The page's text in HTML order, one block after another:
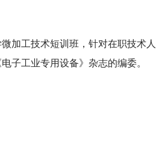
加工技术短训班，针对在职技术人
子工业专用设备》杂志的编委。